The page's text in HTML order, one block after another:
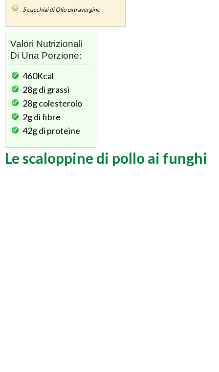
5cucchiai di Olio extravergine
Valori Nutrizionali
Di Una Porzione:
460Kcal
28gdi grassi
28gcolesterolo
2gdi fibre
42gdi proteine
Le scaloppine di pollo ai funghi